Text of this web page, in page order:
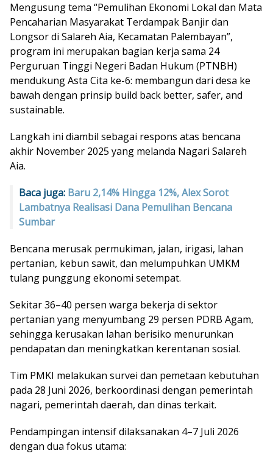
Mengusung tema “Pemulihan Ekonomi Lokal dan Mata
Pencaharian Masyarakat Terdampak Banjir dan
Longsor di Salareh Aia, Kecamatan Palembayan”,
program ini merupakan bagian kerja sama 24
Perguruan Tinggi Negeri Badan Hukum (PTNBH)
mendukung Asta Cita ke-6: membangun dari desa ke
bawah dengan prinsip build back better, safer, and
sustainable.
Langkah ini diambil sebagai respons atas bencana
akhir November 2025 yang melanda Nagari Salareh
Aia.
Baca juga: Baru 2,14% Hingga 12%, Alex Sorot
Lambatnya Realisasi Dana Pemulihan Bencana
Sumbar
Bencana merusak permukiman, jalan, irigasi, lahan
pertanian, kebun sawit, dan melumpuhkan UMKM
tulang punggung ekonomi setempat.
Sekitar 36–40 persen warga bekerja di sektor
pertanian yang menyumbang 29 persen PDRB Agam,
sehingga kerusakan lahan berisiko menurunkan
pendapatan dan meningkatkan kerentanan sosial.
Tim PMKI melakukan survei dan pemetaan kebutuhan
pada 28 Juni 2026, berkoordinasi dengan pemerintah
nagari, pemerintah daerah, dan dinas terkait.
Pendampingan intensif dilaksanakan 4–7 Juli 2026
dengan dua fokus utama: